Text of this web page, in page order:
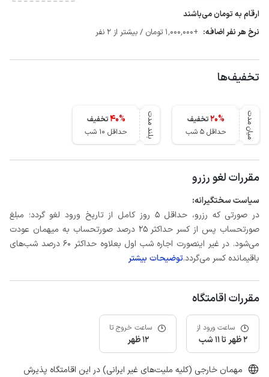
ارقام به تومان می‌باشند
نرخ هر نفر اضافه: +1٬000٬000 تومان / بیشتر از 2 نفر
تخفیف‌ها
میان مدت 20%
تخفیف
حداقل 5 شب
بلند مدت 40%
تخفیف
حداقل 10 شب
مقررات لغو رزرو
سیاست سختگیرانه:
در صورتی که رزرو، حداقل 5 روز کامل از تاریخ ورود لغو گردد؛ مبلغ
صورتحساب پس از کسر حداکثر 25 درصد صورتحساب به میهمان عودت
می‌شود. در غیر اینصورت اجاره شب اول بعلاوه حداکثر 60 درصد شب‌های
باقیمانده کسر می‌گردد.توضیحات بیشتر
مقررات اقامتگاه
ساعت ورود از
2 ظهر تا 11 شب
ساعت خروج تا
12 ظهر
مهمان خارجی (کلیه ملیت‌های غیر ایرانی) در این اقامتگاه پذیرش